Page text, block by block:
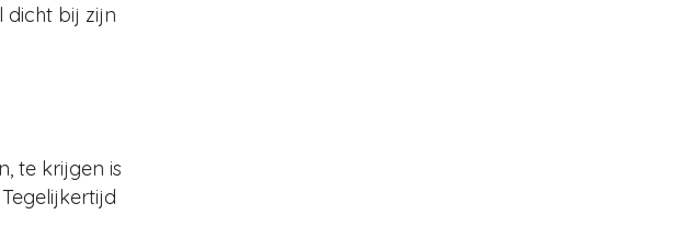
dicht bij zijn
te krijgen is